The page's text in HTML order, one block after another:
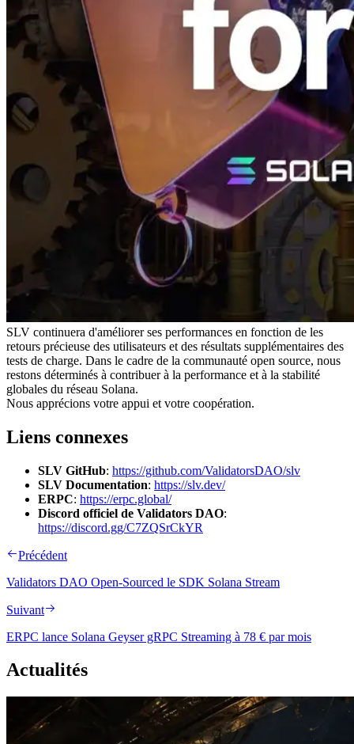
SLV continuera d'améliorer ses performances en fonction de les
retours précieuse des utilisateurs et des résultats supplémentaires des
tests de charge. Dans le cadre de la communauté open source, nous
restons déterminés à contribuer à la performance et à la stabilité
globales du réseau Solana.
Nous apprécions votre appui et votre coopération.
Liens connexes
SLV GitHub: https://github.com/ValidatorsDAO/slv
SLV Documentation: https://slv.dev/
ERPC: https://erpc.global/
Discord officiel de Validators DAO:
https://discord.gg/C7ZQSrCkYR
Précédent
Validators DAO Open-Sourced le SDK Solana Stream
Suivant
ERPC lance Solana Geyser gRPC Streaming à 78 € par mois
Actualités